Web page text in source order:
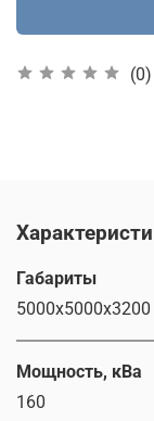
(0)
Габариты
5000х5000х3200
Мощность, кВа
160